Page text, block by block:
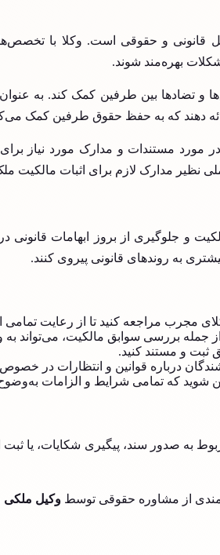
قانونی و حقوقی است. وکلا با
بهره‌مند شوند.
و تضادها بین طرفین کمک کند. به
دهند که به حفظ حقوق طرفین کمک
مستندات و مدارک مورد نیاز برای
نظیر مدارک لازم برای اثبات مالکیت
و جلوگیری از بروز ابهامات قانونی
به روندهای قانونی پیروی کنند.
مجرب مراجعه کنید تا از رعایت
جمله بررسی سوابق مالکیت، می‌تواند
ثبت و مستند کنید.
درباره قوانین و انتظارات در
شوید که تمامی شرایط و الزامات
به صدور سند، پیگیری شکایات، یا
از مشاوره حقوقی توسط وکیل ملکی